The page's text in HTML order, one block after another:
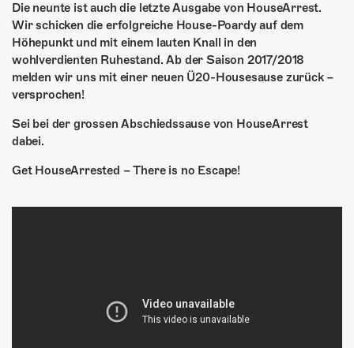
Die neunte ist auch die letzte Ausgabe von HouseArrest.
Wir schicken die erfolgreiche House-Poardy auf dem
Höhepunkt und mit einem lauten Knall in den
wohlverdienten Ruhestand. Ab der Saison 2017/2018
melden wir uns mit einer neuen Ü20-Housesause zurück –
versprochen!
Sei bei der grossen Abschiedssause von HouseArrest
dabei.
Get HouseArrested – There is no Escape!